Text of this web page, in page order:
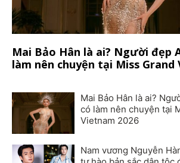
Mai Bảo Hân là ai? Người đẹp
làm nên chuyện tại Miss Grand
Mai Bảo Hân là ai?
có làm nên chuyện tại
Vietnam 2026
Nam vương Nguyễn